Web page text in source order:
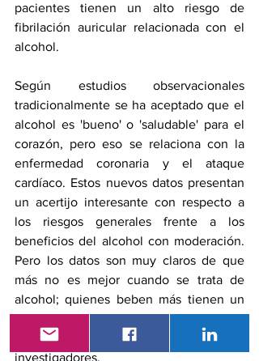
pacientes tienen un alto riesgo de
fibrilación auricular relacionada con el
alcohol.
Según estudios observacionales
tradicionalmente se ha aceptado que el
alcohol es 'bueno' o 'saludable' para el
corazón, pero eso se relaciona con la
enfermedad coronaria y el ataque
cardíaco. Estos nuevos datos presentan
un acertijo interesante con respecto a
los riesgos generales frente a los
beneficios del alcohol con moderación.
Pero los datos son muy claros de que
más no es mejor cuando se trata de
alcohol; quienes beben más tienen un
mayor riesgo de sufrir un ataque
cardíaco y la muerte, concluyeron los
investigadores.